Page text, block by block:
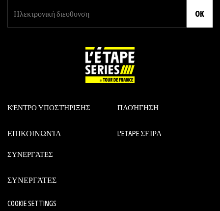
OK
ΚΈΝΤΡΟ ΥΠΟΣΤΉΡΙΞΗΣ
ΕΠΙΚΟΙΝΩΝΊΑ
ΠΛΟΉΓΗΣΗ
L'ETAPE ΣΕΙΡΑ
ΣΥΝΕΡΓΆΤΕΣ
ΣΥΝΕΡΓΆΤΕΣ
COOKIE SETTINGS